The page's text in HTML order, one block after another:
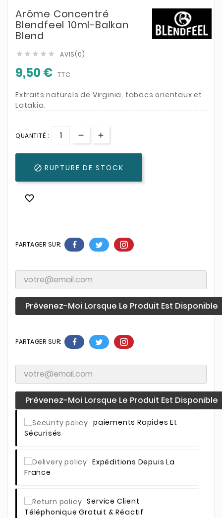
Arôme Concentré
Blendfeel 10ml-Balkan
Blend
     AVIS(0)
9,50 € TTC
Extraits naturels de Virginia, tabacs orientaux et
Latakia.
QUANTITÉ :
 RUPTURE DE STOCK

PARTAGER SUR:
Prévenez-Moi Lorsque Le Produit Est Disponible
PARTAGER SUR:
Prévenez-Moi Lorsque Le Produit Est Disponible
Paiements Rapides Et
Sécurisés
Expéditions Depuis La
France
Service Client
Téléphonique Gratuit & Réactif